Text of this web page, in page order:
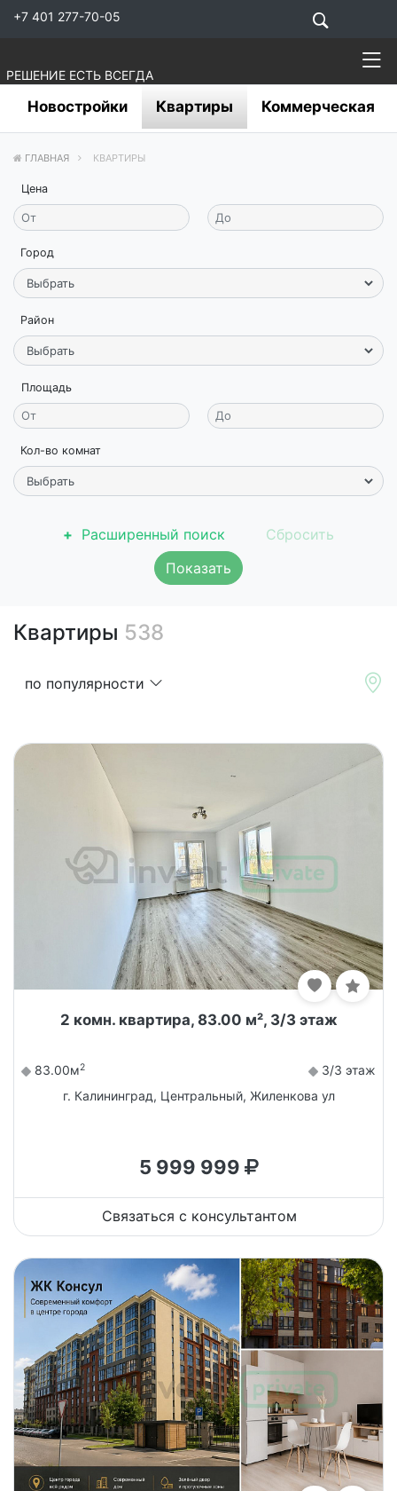
+7 401 277-70-05
РЕШЕНИЕ ЕСТЬ ВСЕГДА
Новостройки Квартиры Коммерческая
ГЛАВНАЯ КВАРТИРЫ
Цена
Город
Район
Площадь
Кол-во комнат
Расширенный поиск
Показать
Квартиры 538
по популярности
2 комн. квартира, 83.00 м², 3/3 этаж
83.00м2
3/3 этаж
г. Калининград, Центральный, Жиленкова ул
5 999 999
Связаться с консультантом